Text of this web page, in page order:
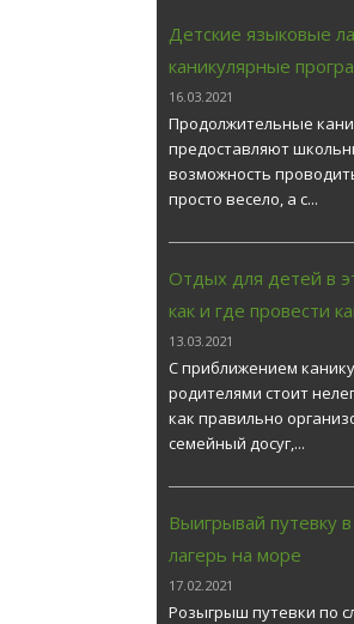
Детские языковые
каникулярные
16.03.2021
Продолжительные
предоставляют
возможность
просто весело, а с...
Отдых для детей в
как и где провести
13.03.2021
С приближением
родителями стоит
как правильно
семейный досуг,...
Выигрывай путевку
лагерь на море
17.02.2021
Розыгрыш путевки по